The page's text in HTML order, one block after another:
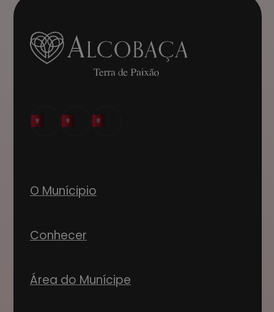
O Munícipio
Conhecer
Área do Munícipe